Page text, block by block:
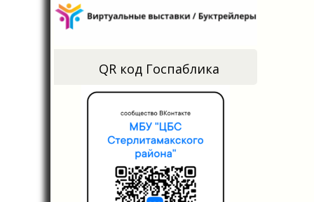
QR код Госпаблика